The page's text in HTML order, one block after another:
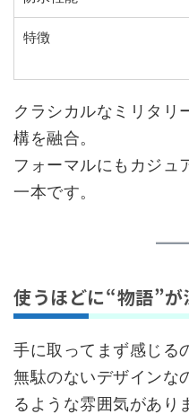
特徴
クラシカルなミリタリ
構を融合。
フォーマルにもカジュ
一本です。
使うほどに“物語”が
手に取ってまず感じる
無駄のないデザインな
るような雰囲気があり